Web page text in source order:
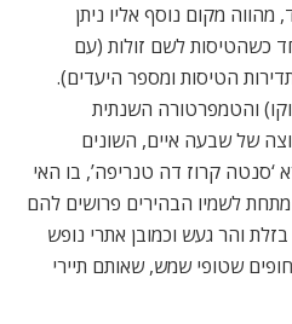
מקום נוסף אליו ניתן
כשהטיסות לשם זולות (עם
תדירות הטיסות ומספר היעדים).
והטמפרטורה השנתית
זוהי קבוצה של שבעה איים, השונים
‘סנטה קרוז דה טנריפה’, בו האי
לשמיו הבהירים פרושים להם
והר געש וכמובן אתרי נופש
שטופי שמש, שאותם תיירי